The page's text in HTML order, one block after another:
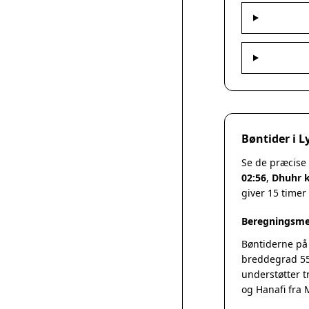
Bøntider i
Se de
02:56, Dhuhr
giver 15
Bøntiderne
breddegrad
understøtter
og Hanafi fra